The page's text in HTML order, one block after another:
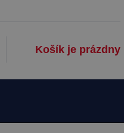
Košík je prázdny